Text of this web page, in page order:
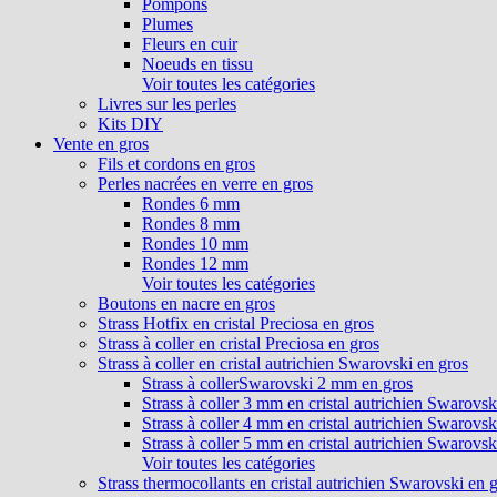
Pompons
Plumes
Fleurs en cuir
Noeuds en tissu
Voir toutes les catégories
Livres sur les perles
Kits DIY
Vente en gros
Fils et cordons en gros
Perles nacrées en verre en gros
Rondes 6 mm
Rondes 8 mm
Rondes 10 mm
Rondes 12 mm
Voir toutes les catégories
Boutons en nacre en gros
Strass Hotfix en cristal Preciosa en gros
Strass à coller en cristal Preciosa en gros
Strass à coller en cristal autrichien Swarovski en gros
Strass à collerSwarovski 2 mm en gros
Strass à coller 3 mm en cristal autrichien
Strass à coller 4 mm en cristal autrichien
Strass à coller 5 mm en cristal autrichien
Voir toutes les catégories
Strass thermocollants en cristal autrichien Swarovski en